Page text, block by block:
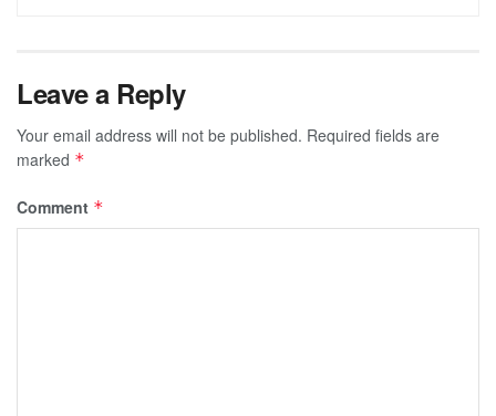
Leave a Reply
Your email address will not be published. Required fields are
marked *
Comment *